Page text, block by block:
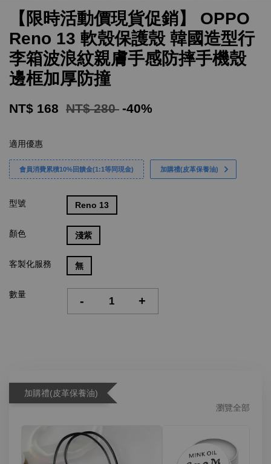
【限時活動價現貨促銷】 OPPO
Reno 13 軟殼保護殼 韓國造型行
李箱波浪紋親膚手感防摔手機殼
邊框加厚防撞
NT$ 168 NT$ 280 -40%
適用優惠
會員消費累積10%回饋金(1:1等同現金) 加購禮(皮革保養油)
型號 Reno 13
顏色 淺紫
客製化服務 無
數量 - +
加購禮(皮革保養油)
瀏覽全部